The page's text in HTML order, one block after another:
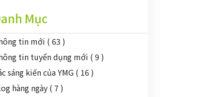
Mục
tin mới ( 63 )
tin tuyển dụng mới ( 9 )
sáng kiến của YMG ( 16 )
hàng ngày ( 7 )